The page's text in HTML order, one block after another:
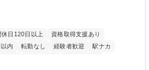
休日120日以上
資格取得支援あり
内
転勤なし 経験者歓迎
駅ナカ